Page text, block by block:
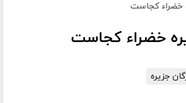
خضراء کجاست
خضراء کجاست
جزیره